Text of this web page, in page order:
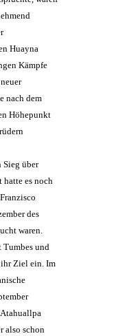
Huayna
Kämpfe
nach dem
Höhepunkt
über
hatte es noch
des
waren.
Tumbes und
Ziel ein. Im
also schon